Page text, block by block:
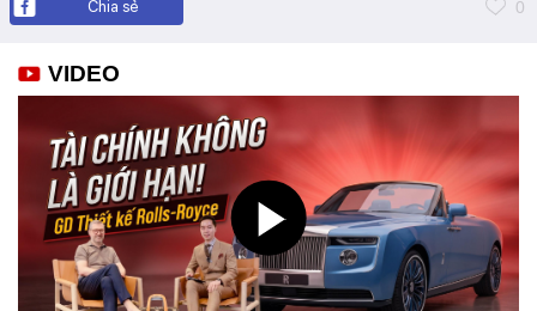
Chia sẻ 0
VIDEO